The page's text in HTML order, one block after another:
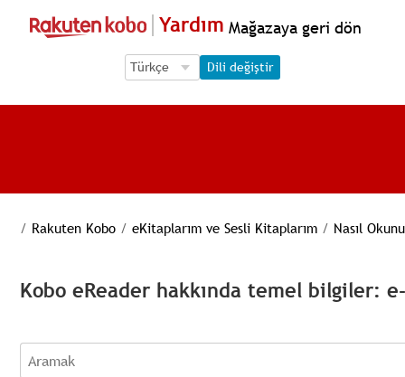
Yardım Mağazaya geri dön
Language Selection
Language Selection
Dili değiştir
/ Rakuten Kobo / eKitaplarım ve Sesli Kitaplarım / Nasıl
Kobo eReader hakkında temel bilgiler:
Aramak